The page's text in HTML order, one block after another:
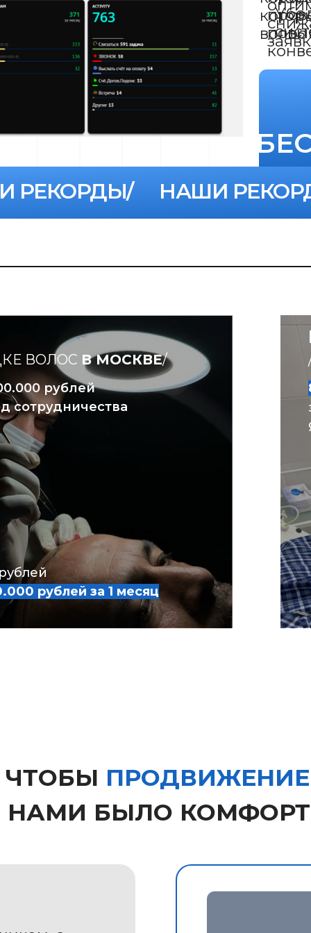
РЕКОРДЫ/ НАШИ
ВОЛОС В МОСКВЕ/
рублей за 1 месяц
рублей
сотрудничества
ПРОДВИЖЕНИЕ
БЫЛО КОМФОРТНО
Бережем ваши
время и деньги
километровые
за 1 встречу